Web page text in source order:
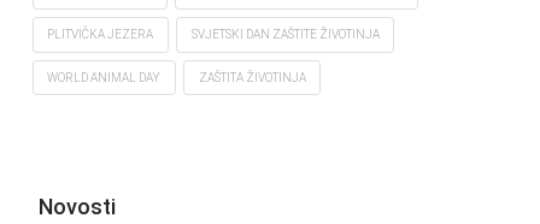
PLITVIČKA JEZERA SVJETSKI DAN ZAŠTITE ŽIVOTINJA
WORLD ANIMAL DAY ZAŠTITA ŽIVOTINJA
Novosti